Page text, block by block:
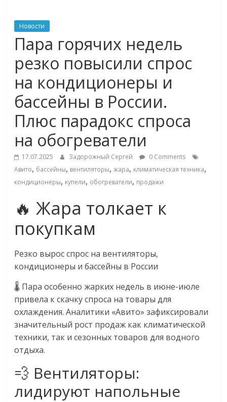
ритейле,
логистике,
технологиях,
соцсетях
Портал
об
онлайн-
торговле,
сервисах
для
Commerce,
ритейле,
логистике,
технологиях,
Нам
важно,
как
знать
как
Сеть
меняет
жизнь
людей
обсудить
Новости
Пара горячих недель
резко повысили спрос
на кондиционеры и
бассейны в России.
Плюс парадокс спроса
на обогреватели
17.07.2025 Задорожный Сергей
0 Comments
Авито, бассейны, вентиляторы,жара, климатическая техника,
кондиционеры, купели, обогреватели, продажи
🔥 Жара толкает к
покупкам
Резко вырос спрос на вентиляторы,
кондиционеры и бассейны в России
🌡️ Пара особенно жарких недель в июне-июле
привела к скачку спроса на товары для
охлаждения. Аналитики «Авито» зафиксировали
значительный рост продаж как климатической
техники, так и сезонных товаров для водного
отдыха.
💨 Вентиляторы:
лидируют напольные